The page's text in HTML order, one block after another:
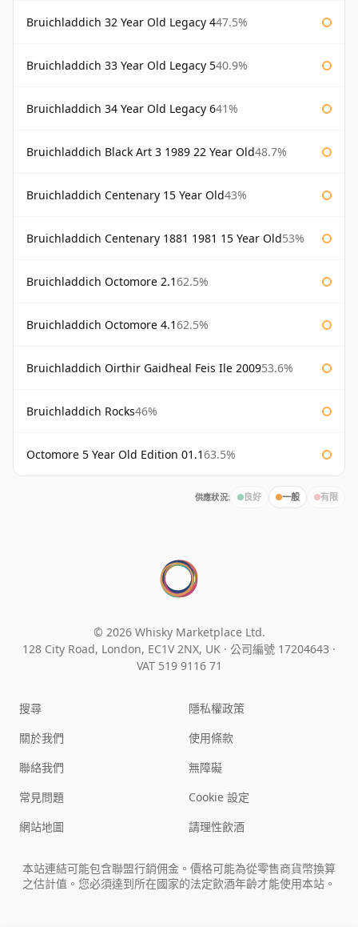
Bruichladdich 32 Year Old Legacy 447.5%
Bruichladdich 33 Year Old Legacy 540.9%
Bruichladdich 34 Year Old Legacy 641%
Bruichladdich Black Art 3 1989 22 Year Old48.7%
Bruichladdich Centenary 15 Year Old43%
Bruichladdich Centenary 1881 1981 15 Year Old53%
Bruichladdich Octomore 2.162.5%
Bruichladdich Octomore 4.162.5%
Bruichladdich Oirthir Gaidheal Feis Ile 200953.6%
Bruichladdich Rocks46%
Octomore 5 Year Old Edition 01.163.5%
供應狀況: 良好 一般 有限
© 2026 Whisky Marketplace Ltd.
128 City Road, London, EC1V 2NX, UK · 公司編號 17204643 ·
VAT 519 9116 71
搜尋
關於我們
聯絡我們
常見問題
網站地圖
隱私權政策
使用條款
無障礙
Cookie 設定
請理性飲酒
本站連結可能包含聯盟行銷佣金。價格可能為從零售商貨幣換算
之估計值。您必須達到所在國家的法定飲酒年齡才能使用本站。